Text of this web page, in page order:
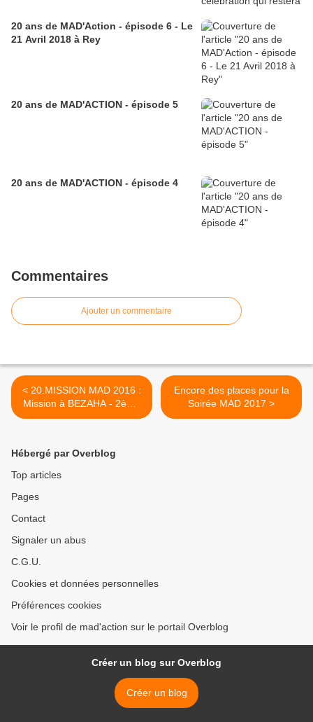
20 ans de MAD'Action - épisode 6 - Le
21 Avril 2018 à Rey
20 ans de MAD'ACTION - épisode 5
20 ans de MAD'ACTION - épisode 4
Commentaires
Ajouter un commentaire
< 20.MISSION MAD 2016 :
Mission à BEZAHA - 2ème
semaine à MADA
Encore des places pour la
Soirée MAD 2017 >
Hébergé par Overblog
Top articles
Pages
Contact
Signaler un abus
C.G.U.
Cookies et données personnelles
Préférences cookies
Voir le profil de mad'action sur le portail Overblog
Créer un blog sur Overblog
Créer un blog